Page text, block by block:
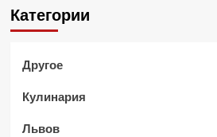
Категории
Другое
Кулинария
Львов